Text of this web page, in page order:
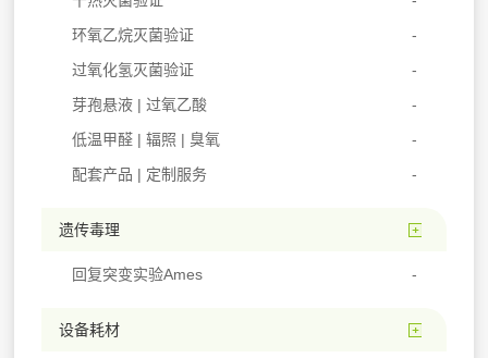
环氧乙烷灭菌验证
过氧化氢灭菌验证
芽孢悬液 | 过氧乙酸
低温甲醛 | 辐照 | 臭氧
配套产品 | 定制服务
遗传毒理
回复突变实验Ames
设备耗材